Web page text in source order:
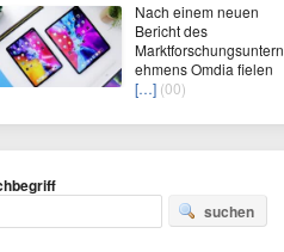
Nach einem neuen
Bericht des
Marktforschungsuntern
ehmens Omdia fielen
[…] (00)
suchen